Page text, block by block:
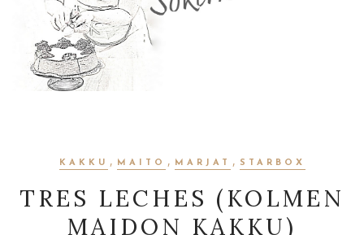
KAKKU , MAITO , MARJAT , STARBOX
TRES LECHES (KOLMEN
MAIDON KAKKU)